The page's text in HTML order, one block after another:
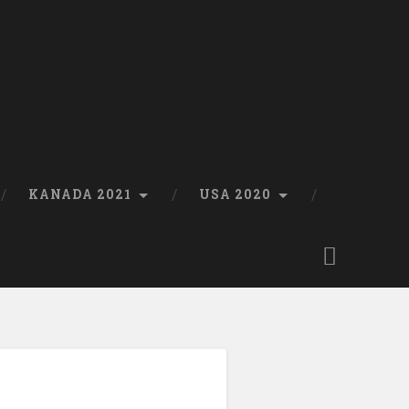
KANADA 2021 USA 2020